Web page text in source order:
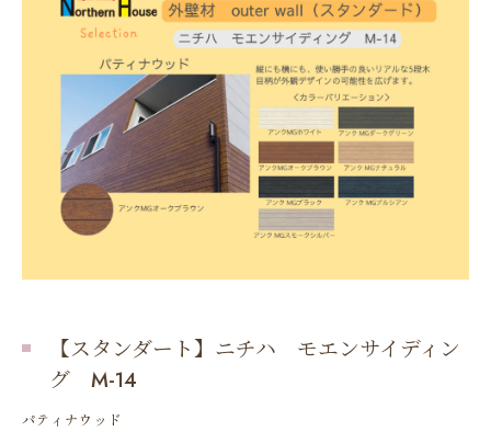
【スタンダート】ニチハ モエンサイディン
グ M-14
パティナウッド